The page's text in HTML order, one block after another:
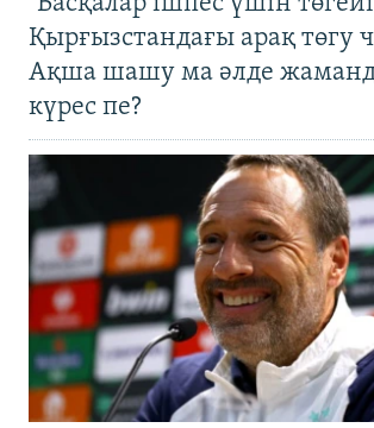
Қырғызстандағы арақ төгу
Ақша шашу ма әлде
күрес пе?